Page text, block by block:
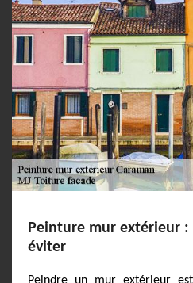
Peinture mur extérieur :
éviter